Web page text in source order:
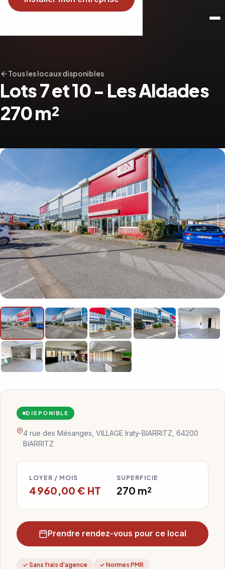
Tous les locaux disponibles
Lots 7 et 10 - Les Aldades
270 m²
DISPONIBLE
4 rue des Mésanges, VILLAGE Iraty-BIARRITZ, 64200
BIARRITZ
LOYER / MOIS
4 960,00 € HT
SUPERFICIE
270 m²
Prendre rendez-vous pour ce local
✓ Sans frais d'agence
✓ Normes PMR